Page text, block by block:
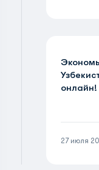
онлайн!
27 июля